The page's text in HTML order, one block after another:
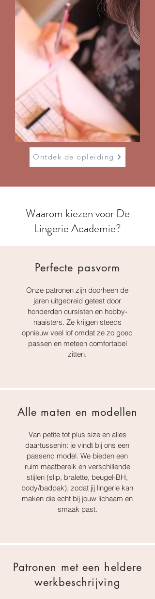
Ontdek de opleiding
Waarom kiezen voor De
Lingerie Academie?
Perfecte pasvorm
Onze patronen zijn doorheen de
jaren uitgebreid getest door
honderden cursisten en hobby-
naaisters. Ze krijgen steeds
opnieuw veel lof omdat ze zo goed
passen en meteen comfortabel
zitten.
Alle maten en modellen
Van petite tot plus size en alles
daartussenin: je vindt bij ons een
passend model. We bieden een
ruim maatbereik en verschillende
stijlen (slip, bralette, beugel-BH,
body/badpak), zodat jij lingerie kan
maken die echt bij jouw lichaam en
smaak past.
Patronen met een heldere
werkbeschrijving